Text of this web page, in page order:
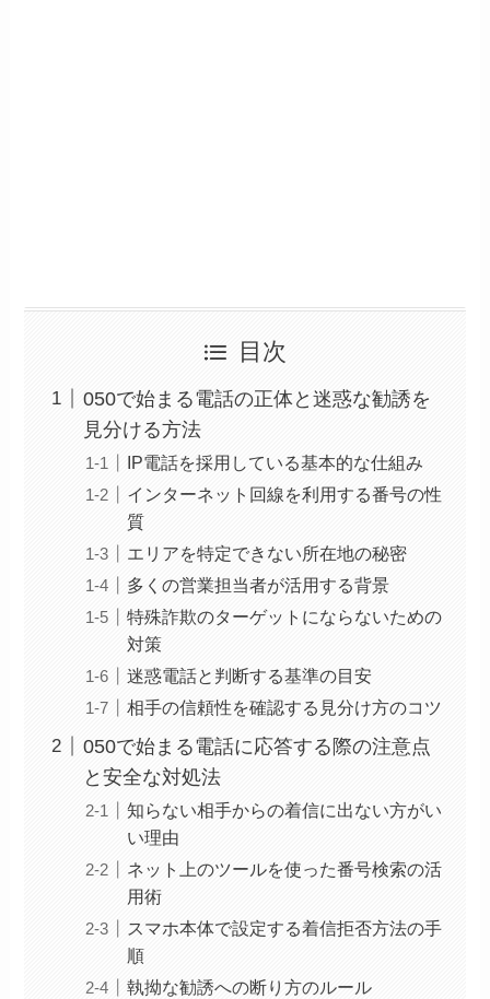
目次
050で始まる電話の正体と迷惑な勧誘を
見分ける方法
IP電話を採用している基本的な仕組み
インターネット回線を利用する番号の性
質
エリアを特定できない所在地の秘密
多くの営業担当者が活用する背景
特殊詐欺のターゲットにならないための
対策
迷惑電話と判断する基準の目安
相手の信頼性を確認する見分け方のコツ
050で始まる電話に応答する際の注意点
と安全な対処法
知らない相手からの着信に出ない方がい
い理由
ネット上のツールを使った番号検索の活
用術
スマホ本体で設定する着信拒否方法の手
順
執拗な勧誘への断り方のルール